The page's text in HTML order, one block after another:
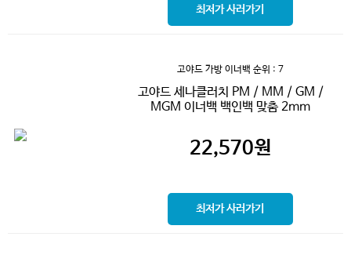
최저가 사러가기
고야드 가방 이너백 순위 : 7
고야드 세나클러치 PM / MM / GM /
MGM 이너백 백인백 맞춤 2mm
22,570원
최저가 사러가기